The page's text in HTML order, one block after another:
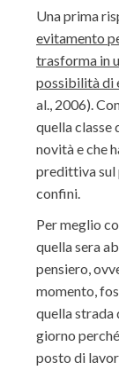
Una prima
evitamento
trasforma in
possibilità di
al., 2006).
quella classe
novità e che
predittiva sul
confini.
Per meglio
quella sera
pensiero,
momento,
quella
giorno
posto di